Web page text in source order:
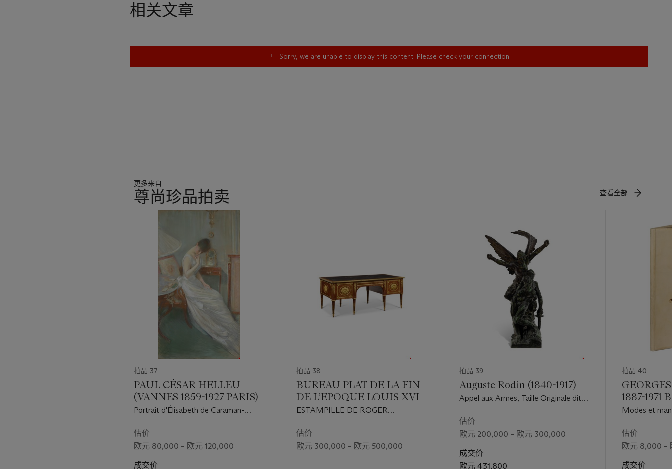
See a comparable pair of sculptures with clothes in the Green Drawing Room of Drottningholm Palace in
Sweden, donated in 1868 and see also a very interesting figure showing the Cantonese Merchant
The Ann & Gordon Getty Collection , vol IV, 23 October 2022, lot 618.
相关文章
Sorry, we are unable to display this content. Please check your connection.
更多来自
尊尚珍品拍卖 查看全部
拍品 37
PAUL CÉSAR HELLEU
(VANNES 1859-1927 PARIS)
Portrait d'Élisabeth de Caraman-
intérieur de style empire
估价
欧元 80,000 – 欧元 120,000
成交价
拍品 38
BUREAU PLAT DE LA FIN
DE L’EPOQUE LOUIS XVI
ESTAMPILLE DE ROGER
VERS 1780
估价
欧元 300,000 – 欧元 500,000
拍品 39
Auguste Rodin (1840-1917)
Appel aux Armes, Taille Originale dit
估价
欧元 200,000 – 欧元 300,000
成交价
欧元 431,800
拍品 40
1887-1971
PIERRE
1877-1914
PAUL
Modes et
估价
欧元 8,000 –
成交价